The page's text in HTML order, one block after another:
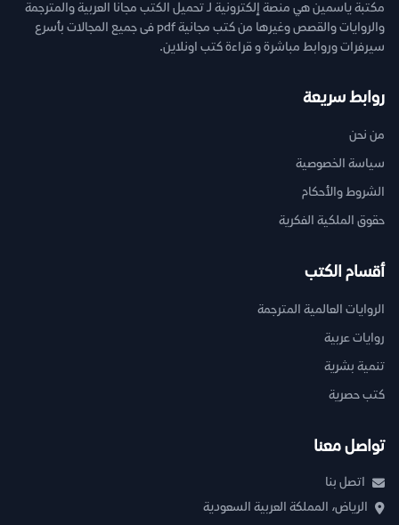
مكتبة ياسمين هي منصة إلكترونية لـ تحميل الكتب مجانا العربية والمترجمة
والروايات والقصص وغيرها من كتب مجانية pdf فى جميع المجالات بأسرع
سيرفرات وروابط مباشرة و قراءة كتب اونلاين.
روابط سريعة
من نحن
سياسة الخصوصية
الشروط والأحكام
حقوق الملكية الفكرية
أقسام الكتب
الروايات العالمية المترجمة
روايات عربية
تنمية بشرية
كتب حصرية
تواصل معنا
اتصل بنا
الرياض، المملكة العربية السعودية